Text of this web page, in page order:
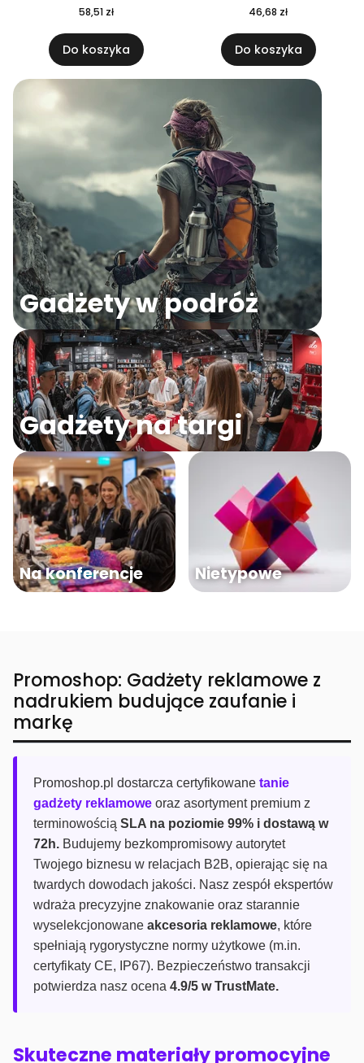
58,51 zł
Do koszyka
46,68 zł
Do koszyka
Gadżety w podróż
Gadżety na targi
Na konferencje Nietypowe
Promoshop: Gadżety reklamowe z
nadrukiem budujące zaufanie i
markę
Promoshop.pl dostarcza certyfikowane tanie
gadżety reklamowe oraz asortyment premium z
terminowością SLA na poziomie 99% i dostawą w
72h. Budujemy bezkompromisowy autorytet
Twojego biznesu w relacjach B2B, opierając się na
twardych dowodach jakości. Nasz zespół ekspertów
wdraża precyzyjne znakowanie oraz starannie
wyselekcjonowane akcesoria reklamowe, które
spełniają rygorystyczne normy użytkowe (m.in.
certyfikaty CE, IP67). Bezpieczeństwo transakcji
potwierdza nasz ocena 4.9/5 w TrustMate.
Skuteczne materiały promocyjne